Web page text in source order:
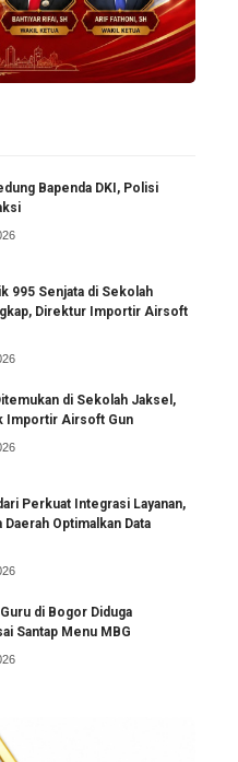
Bapenda DKI, Polisi
995 Senjata di Sekolah
Direktur Importir Airsoft
di Sekolah Jaksel,
Importir Airsoft Gun
Perkuat Integrasi Layanan,
Daerah Optimalkan Data
di Bogor Diduga
Santap Menu MBG